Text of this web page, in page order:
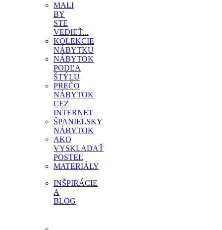
MALI
BY
STE
VEDIEŤ...
KOLEKCIE
NÁBYTKU
NÁBYTOK
PODĽA
ŠTÝLU
PREČO
NÁBYTOK
CEZ
INTERNET
ŠPANIELSKY
NÁBYTOK
AKO
VYSKLADAŤ
POSTEĽ
MATERIÁLY
INŠPIRÁCIE
A
BLOG